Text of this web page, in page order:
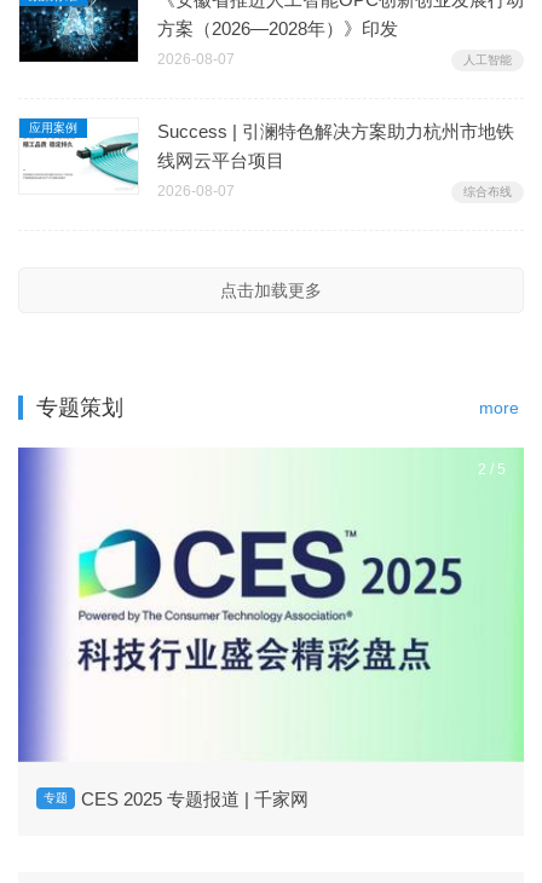
方案（2026—2028年）》印发
2026-08-07 人工智能
应用案例
Success | 引澜特色解决方案助力杭州市地铁
线网云平台项目
2026-08-07 综合布线
点击加载更多
专题策划 more
专题 CES 2025 专题报道 | 千家网
2 / 5